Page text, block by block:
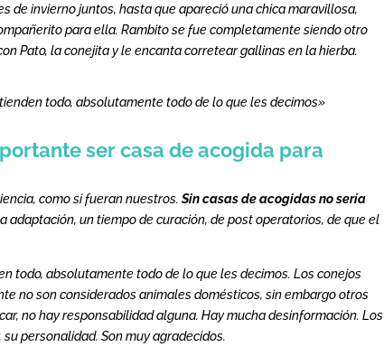
de invierno juntos, hasta que apareció una chica maravillosa,
para ella. Rambito se fue completamente siendo otro
Pato, la conejita y le encanta corretear gallinas en la hierba.
todo, absolutamente todo de lo que les decimos»
ser casa de acogida para
como si fueran nuestros.Sin casas de acogidas no sería
adaptación, un tiempo de curación, de post operatorios, de que el
todo, absolutamente todo de lo que les decimos. Los conejos
no son considerados animales domésticos, sin embargo otros
no hay responsabilidad alguna. Hay mucha desinformación. Los
personalidad. Son muy agradecidos.